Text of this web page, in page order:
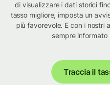
di visualizzare i dati storici
tasso migliore, imposta un
più favorevole. E con i nostri
sempre informato
Traccia il